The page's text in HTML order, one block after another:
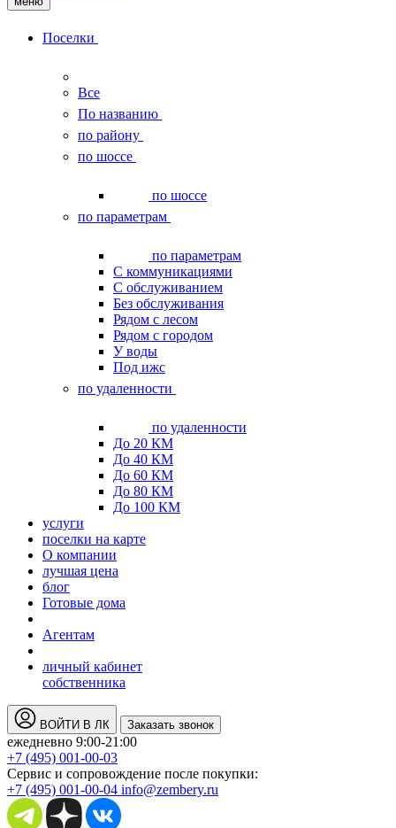
Поселки
Все
По названию
по району
по шоссе
по шоссе
по параметрам
по параметрам
С коммуникациями
С обслуживанием
Без обслуживания
Рядом с лесом
Рядом с городом
У воды
Под ижс
по удаленности
по удаленности
До 20 КМ
До 40 КМ
До 60 КМ
До 80 КМ
До 100 КМ
услуги
поселки на карте
О компании
лучшая цена
блог
Готовые дома
Агентам
личный кабинет
собственника
ВОЙТИ В ЛК Заказать звонок
ежедневно 9:00-21:00
+7 (495) 001-00-03
Cервис и сопровождение после покупки:
+7 (495) 001-00-04 info@zembery.ru